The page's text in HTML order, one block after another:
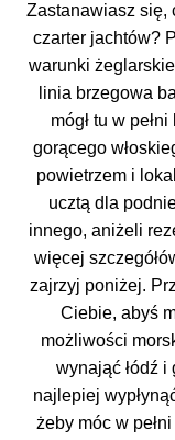
Zastanawiasz się,
czarter jachtów?
warunki
linia brzegowa
mógł tu w
gorącego
powietrzem i
ucztą dla
innego, aniżeli
więcej
zajrzyj poniżej.
Ciebie, abyś
możliwości
wynająć łódź
najlepiej
żeby móc w